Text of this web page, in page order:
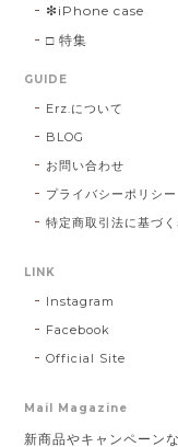
❇︎iPhone case
□ 特集
GUIDE
Erz.について
BLOG
お問い合わせ
プライバシーポリシー
特定商取引法に基づ
LINK
Instagram
Facebook
Official Site
Mail Magazine
新商品やキャンペーン